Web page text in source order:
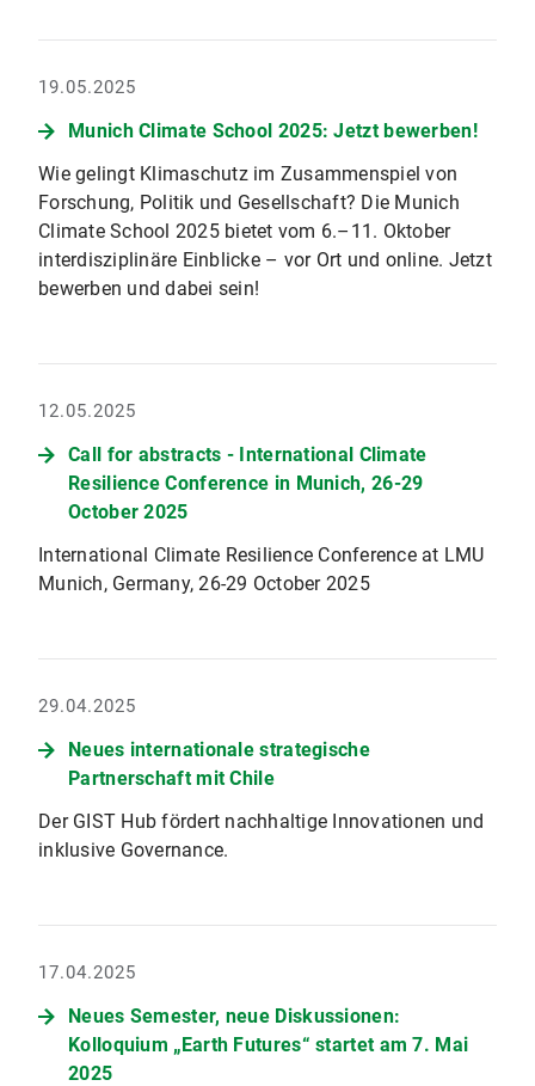
19.05.2025
Munich Climate School 2025: Jetzt bewerben!
Wie gelingt Klimaschutz im Zusammenspiel von
Forschung, Politik und Gesellschaft? Die Munich
Climate School 2025 bietet vom 6.–11. Oktober
interdisziplinäre Einblicke – vor Ort und online. Jetzt
bewerben und dabei sein!
12.05.2025
Call for abstracts - International Climate
Resilience Conference in Munich, 26-29
October 2025
International Climate Resilience Conference at LMU
Munich, Germany, 26-29 October 2025
29.04.2025
Neues internationale strategische
Partnerschaft mit Chile
Der GIST Hub fördert nachhaltige Innovationen und
inklusive Governance.
17.04.2025
Neues Semester, neue Diskussionen:
Kolloquium „Earth Futures“ startet am 7. Mai
2025